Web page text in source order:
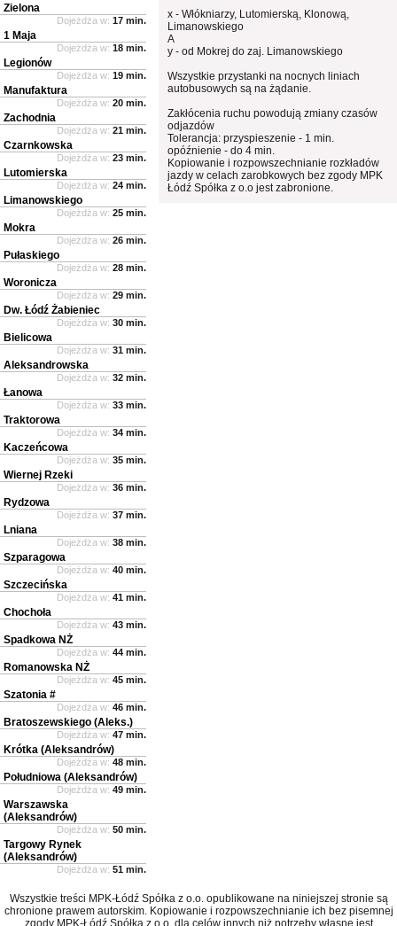
x - Włókniarzy, Lutomierską, Klonową,
Limanowskiego
A
y - od Mokrej do zaj. Limanowskiego
Wszystkie przystanki na nocnych liniach
autobusowych są na żądanie.
Zakłócenia ruchu powodują zmiany czasów
odjazdów
Tolerancja: przyspieszenie - 1 min.
opóźnienie - do 4 min.
Kopiowanie i rozpowszechnianie rozkładów
jazdy w celach zarobkowych bez zgody MPK
Łódź Spółka z o.o jest zabronione.
Zielona
Dojeżdża w: 17 min.
1 Maja
Dojeżdża w: 18 min.
Legionów
Dojeżdża w: 19 min.
Manufaktura
Dojeżdża w: 20 min.
Zachodnia
Dojeżdża w: 21 min.
Czarnkowska
Dojeżdża w: 23 min.
Lutomierska
Dojeżdża w: 24 min.
Limanowskiego
Dojeżdża w: 25 min.
Mokra
Dojeżdża w: 26 min.
Pułaskiego
Dojeżdża w: 28 min.
Woronicza
Dojeżdża w: 29 min.
Dw. Łódź Żabieniec
Dojeżdża w: 30 min.
Bielicowa
Dojeżdża w: 31 min.
Aleksandrowska
Dojeżdża w: 32 min.
Łanowa
Dojeżdża w: 33 min.
Traktorowa
Dojeżdża w: 34 min.
Kaczeńcowa
Dojeżdża w: 35 min.
Wiernej Rzeki
Dojeżdża w: 36 min.
Rydzowa
Dojeżdża w: 37 min.
Lniana
Dojeżdża w: 38 min.
Szparagowa
Dojeżdża w: 40 min.
Szczecińska
Dojeżdża w: 41 min.
Chochoła
Dojeżdża w: 43 min.
Spadkowa NŻ
Dojeżdża w: 44 min.
Romanowska NŻ
Dojeżdża w: 45 min.
Szatonia #
Dojeżdża w: 46 min.
Bratoszewskiego (Aleks.)
Dojeżdża w: 47 min.
Krótka (Aleksandrów)
Dojeżdża w: 48 min.
Południowa (Aleksandrów)
Dojeżdża w: 49 min.
Warszawska
(Aleksandrów)
Dojeżdża w: 50 min.
Targowy Rynek
(Aleksandrów)
Dojeżdża w: 51 min.
Wszystkie treści MPK-Łódź Spółka z o.o. opublikowane na niniejszej stronie są
chronione prawem autorskim. Kopiowanie i rozpowszechnianie ich bez pisemnej
zgody MPK-Łódź Spółka z o.o. dla celów innych niż potrzeby własne jest